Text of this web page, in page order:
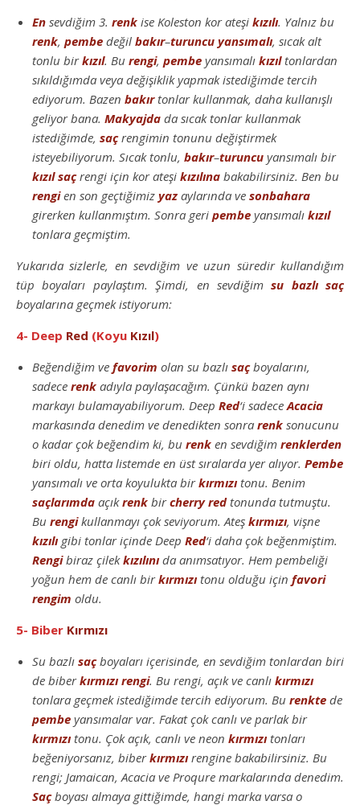
En sevdiğim 3. renk ise Koleston kor ateşi kızılı. Yalnız bu
renk, pembe değil bakır–turuncu yansımalı, sıcak alt
tonlu birkızıl. Bu rengi, pembe yansımalı kızıltonlardan
sıkıldığımda veya değişiklik yapmak istediğimde tercih
ediyorum. Bazen bakırtonlar kullanmak, daha kullanışlı
geliyor bana. Makyajda da sıcak tonlar kullanmak
istediğimde, saçrengimin tonunu değiştirmek
isteyebiliyorum. Sıcak tonlu, bakır–turuncu yansımalı bir
kızıl saçrengi için kor ateşi kızılına bakabilirsiniz. Ben bu
rengien son geçtiğimiz yaz aylarında ve sonbahara
girerken kullanmıştım. Sonra geri pembe yansımalı kızıl
tonlara geçmiştim.
Yukarıda sizlerle, en sevdiğim ve uzun süredir kullandığım
tüp boyaları paylaştım. Şimdi, en sevdiğimsu bazlı saç
boyalarına geçmek istiyorum:
4- Deep Red (Koyu Kızıl)
Beğendiğim ve favorim olan su bazlı saçboyalarını,
sadece renk adıyla paylaşacağım. Çünkü bazen aynı
markayı bulamayabiliyorum. Deep Red‘i sadeceAcacia
markasında denedim ve denedikten sonra renk sonucunu
o kadar çok beğendim ki, bu renk en sevdiğim renklerden
biri oldu, hatta listemde en üst sıralarda yer alıyor. Pembe
yansımalı ve orta koyulukta birkırmızıtonu. Benim
saçlarımda açıkrenk bircherry redtonunda tutmuştu.
Bu rengikullanmayı çok seviyorum. Ateş kırmızı, vişne
kızılıgibi tonlar içinde Deep Red‘i daha çok beğenmiştim.
Rengibiraz çilekkızılınıda anımsatıyor. Hem pembeliği
yoğun hem de canlı birkırmızıtonu olduğu için favori
rengim oldu.
5- Biber Kırmızı
Su bazlı saçboyaları içerisinde, en sevdiğim tonlardan biri
de biberkırmızı rengi. Bu rengi, açık ve canlı kırmızı
tonlara geçmek istediğimde tercih ediyorum. Bu renkte de
pembe yansımalar var. Fakat çok canlı ve parlak bir
kırmızıtonu. Çok açık, canlı ve neon kırmızıtonları
beğeniyorsanız, biberkırmızırengine bakabilirsiniz. Bu
rengi; Jamaican, Acacia ve Proqure markalarında denedim.
Saçboyası almaya gittiğimde, hangi marka varsa o